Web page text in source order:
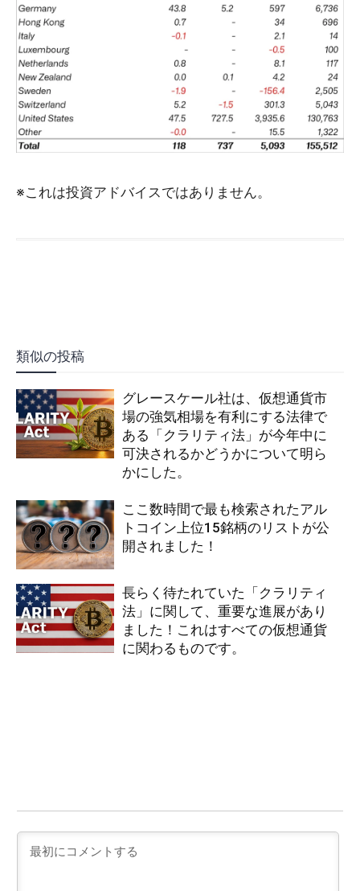
※これは投資アドバイスではありません。
類似の投稿
グレースケール社は、仮想通貨市
場の強気相場を有利にする法律で
ある「クラリティ法」が今年中に
可決されるかどうかについて明ら
かにした。
ここ数時間で最も検索されたアル
トコイン上位15銘柄のリストが公
開されました！
長らく待たれていた「クラリティ
法」に関して、重要な進展があり
ました！これはすべての仮想通貨
に関わるものです。